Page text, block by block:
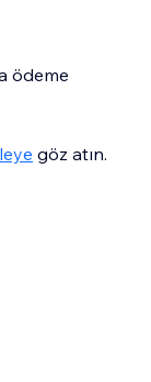
ödeme
göz atın.